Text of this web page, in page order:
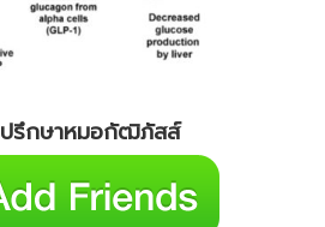
ปรึกษาหมอกัฒิภัสส์